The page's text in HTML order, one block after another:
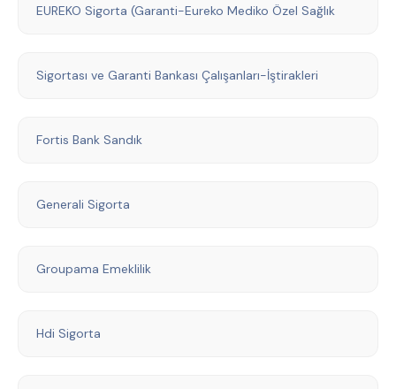
EUREKO Sigorta (Garanti-Eureko Mediko Özel Sağlık
Sigortası ve Garanti Bankası Çalışanları-İştirakleri
Fortis Bank Sandık
Generali Sigorta
Groupama Emeklilik
Hdi Sigorta